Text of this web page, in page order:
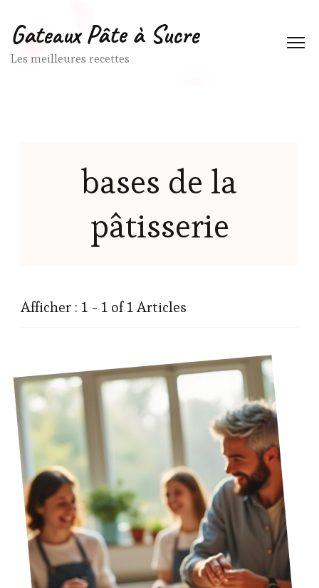
Gateaux Pâte à Sucre
Les meilleures recettes
bases de la
pâtisserie
Afficher : 1 - 1 of 1 Articles